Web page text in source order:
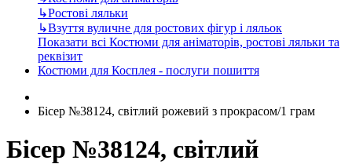
↳Ростові ляльки
↳Взуття вуличне для ростових фігур і ляльок
Показати всі Костюми для аніматорів, ростові ляльки та
реквізит
Костюми для Косплея - послуги пошиття
Бісер №38124, світлий рожевий з прокрасом/1 грам
Бісер №38124, світлий